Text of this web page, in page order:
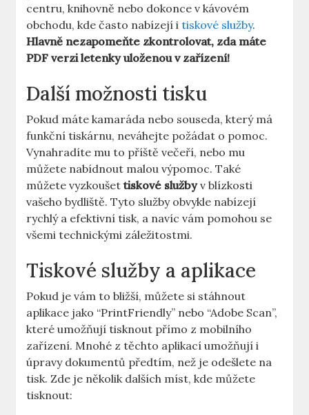
centru, knihovně nebo dokonce v kávovém
obchodu, kde často nabízejí itiskové služby.
Hlavně nezapomeňte zkontrolovat, zda máte
PDF verzi letenky uloženou v zařízení!
Další možnosti tisku
Pokud máte kamaráda nebo souseda, který má
funkční tiskárnu, neváhejte požádat o pomoc.
Vynahradíte mu to příště večeří, nebo mu
můžete nabídnout malou výpomoc. Také
můžete vyzkoušettiskové službyv blízkosti
vašeho bydliště. Tyto služby obvykle nabízejí
rychlý a efektivní tisk, a navíc vám pomohou se
všemi technickými záležitostmi.
Tiskové služby a aplikace
Pokud je vám to bližší, můžete si stáhnout
aplikace jako “PrintFriendly” nebo “Adobe Scan”,
které umožňují tisknout přímo z mobilního
zařízení. Mnohé z těchto aplikací umožňují i
úpravy dokumentů předtím, než je odešlete na
tisk. Zde je několik dalších míst, kde můžete
tisknout: